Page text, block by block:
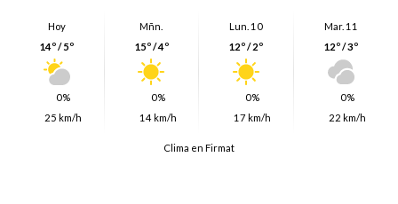
Hoy
14º / 5º
0%
25 km/h
Mñn.
15º / 4º
0%
14 km/h
Lun. 10
12º / 2º
0%
17 km/h
Mar. 11
12º / 3º
0%
22 km/h
Clima en Firmat